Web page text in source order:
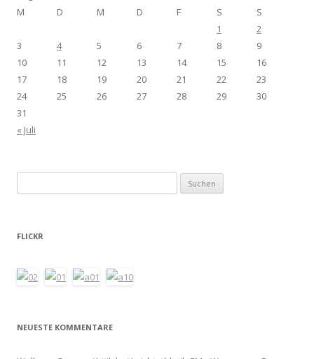
M
D M D F S
S
1
2
3
4 5 6 7 8
9
10
11 12 13 14 15
16
17
18 19 20 21 22
23
24
25 26 27 28 29
30
31
« Juli
nach:
FLICKR
NEUESTE KOMMENTARE